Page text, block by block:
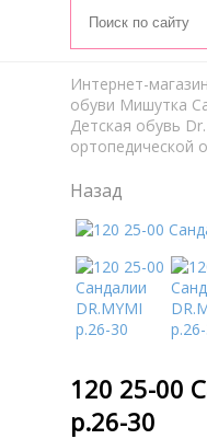
Интернет-
обуви Мишутка
Детская обувь
ортопедической
Назад
120 25-00
р.26-30